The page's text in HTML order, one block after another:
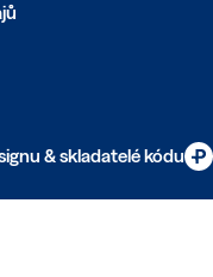
& skladatelé kódu